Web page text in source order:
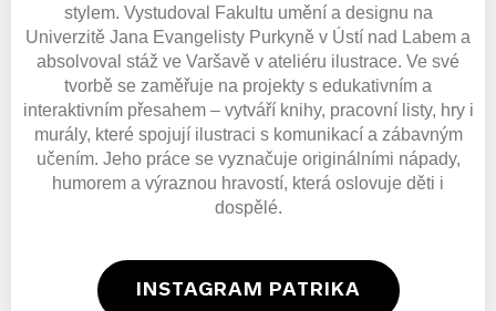
stylem. Vystudoval Fakultu umění a designu na
Univerzitě Jana Evangelisty Purkyně v Ústí nad Labem a
absolvoval stáž ve Varšavě v ateliéru ilustrace. Ve své
tvorbě se zaměřuje na projekty s edukativním a
interaktivním přesahem – vytváří knihy, pracovní listy, hry i
murály, které spojují ilustraci s komunikací a zábavným
učením. Jeho práce se vyznačuje originálními nápady,
humorem a výraznou hravostí, která oslovuje děti i
dospělé.
INSTAGRAM PATRIKA